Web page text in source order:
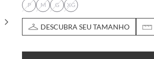
P
M G XG
DESCUBRA SEU TAMANHO